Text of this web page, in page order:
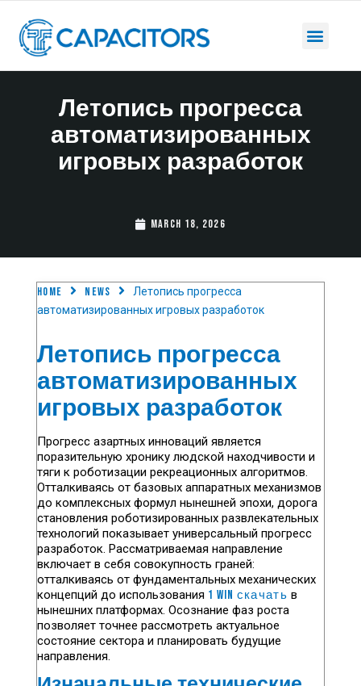
Летопись прогресса
автоматизированных
игровых разработок
March 18, 2026
Home News
Летопись прогресса
автоматизированных игровых разработок
Летопись прогресса
автоматизированных
игровых разработок
Прогресс азартных инноваций является
поразительную хронику людской находчивости и
тяги к роботизации рекреационных алгоритмов.
Отталкиваясь от базовых аппаратных механизмов
до комплексных формул нынешней эпохи, дорога
становления роботизированных развлекательных
технологий показывает универсальный прогресс
разработок. Рассматриваемая направление
включает в себя совокупность граней:
отталкиваясь от фундаментальных механических
концепций до использования 1 win скачать в
нынешних платформах. Осознание фаз роста
позволяет точнее рассмотреть актуальное
состояние сектора и планировать будущие
направления.